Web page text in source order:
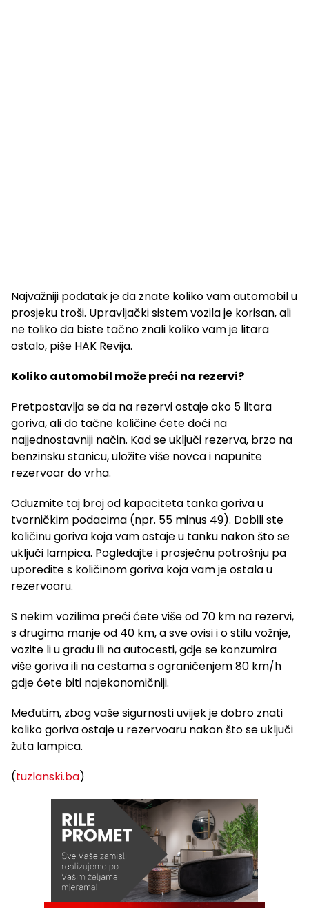
Najvažniji podatak je da znate koliko vam automobil u
prosjeku troši. Upravljački sistem vozila je korisan, ali
ne toliko da biste tačno znali koliko vam je litara
ostalo, piše HAK Revija.
Koliko automobil može preći na rezervi?
Pretpostavlja se da na rezervi ostaje oko 5 litara
goriva, ali do tačne količine ćete doći na
najjednostavniji način. Kad se uključi rezerva, brzo na
benzinsku stanicu, uložite više novca i napunite
rezervoar do vrha.
Oduzmite taj broj od kapaciteta tanka goriva u
tvorničkim podacima (npr. 55 minus 49). Dobili ste
količinu goriva koja vam ostaje u tanku nakon što se
uključi lampica. Pogledajte i prosječnu potrošnju pa
uporedite s količinom goriva koja vam je ostala u
rezervoaru.
S nekim vozilima preći ćete više od 70 km na rezervi,
s drugima manje od 40 km, a sve ovisi i o stilu vožnje,
vozite li u gradu ili na autocesti, gdje se konzumira
više goriva ili na cestama s ograničenjem 80 km/h
gdje ćete biti najekonomičniji.
Međutim, zbog vaše sigurnosti uvijek je dobro znati
koliko goriva ostaje u rezervoaru nakon što se uključi
žuta lampica.
(tuzlanski.ba)